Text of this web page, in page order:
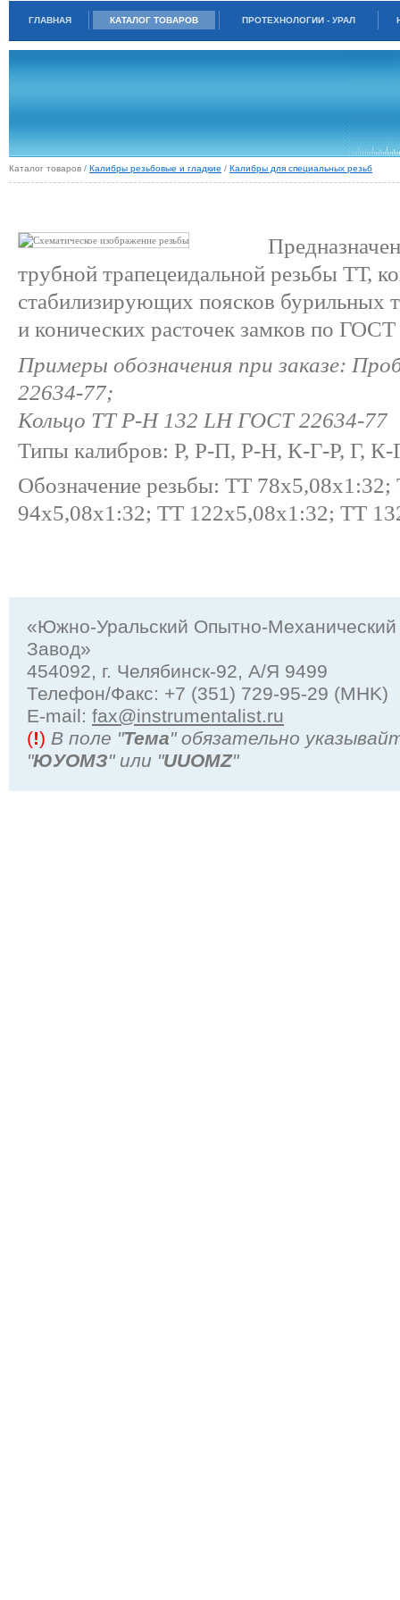
ГЛАВНАЯ КАТАЛОГ ТОВАРОВ ПРОТЕХНОЛОГИИ - УРАЛ
Каталог товаров / Калибры резьбовые и гладкие / Калибры для специальных резьб
трубной трапецеидальной резьбы ТТ,
стабилизирующих поясков бурильных
и конических расточек замков по
Примеры обозначения при заказе:
22634-77;
Кольцо ТТ Р-Н 132 LH ГОСТ 22634-77
Типы калибров: Р, Р-П, Р-Н, К-Г-Р, Г,
Обозначение резьбы: ТТ
94х5,08х1:32; ТТ 122х5,08х1:32; ТТ
«Южно-Уральский Опытно-Механический
Завод»
454092, г. Челябинск-92, А/Я 9499
Телефон/Факс: +7 (351) 729-95-29 (MHK)
Е-mail: fax@instrumentalist.ru
(!) В поле "Тема" обязательно
"ЮУОМЗ" или "UUOMZ"